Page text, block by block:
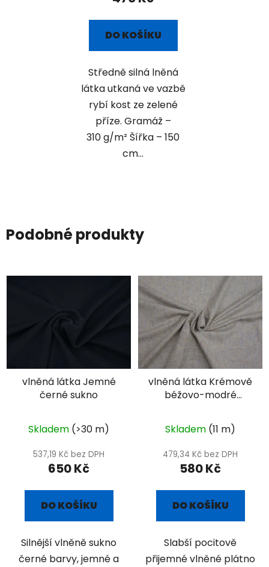
DO KOŠÍKU
Středně silná lněná
látka utkaná ve vazbě
rybí kost ze zelené
příze. Gramáž –
310 g/m² Šířka – 150
cm...
Podobné produkty
vlněná látka Jemné
černé sukno
Skladem (>30 m)
537,19 Kč bez DPH
650 Kč
DO KOŠÍKU
Silnější vlněně sukno
černé barvy, jemné a
vlněná látka Krémově
béžovo-modré
Skladem (11 m)
479,34 Kč bez DPH
580 Kč
DO KOŠÍKU
Slabší pocitově
přijemné vlněné plátno